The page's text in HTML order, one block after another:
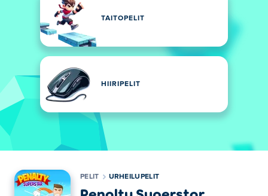
TAITOPELIT
HIIRIPELIT
PELIT URHEILUPELIT